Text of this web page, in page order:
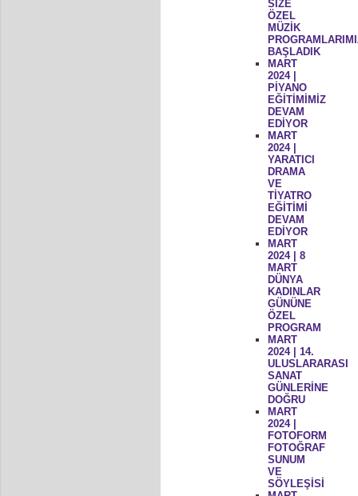
SİZE
ÖZEL
MÜZİK
BAŞLADIK
MART
2024 |
PİYANO
EĞİTİMİMİZ
DEVAM
EDİYOR
MART
2024 |
YARATICI
DRAMA
VE
TİYATRO
EĞİTİMİ
DEVAM
EDİYOR
MART
2024 | 8
MART
DÜNYA
KADINLAR
GÜNÜNE
ÖZEL
PROGRAM
MART
2024 | 14.
ULUSLARARASI
SANAT
GÜNLERİNE
DOĞRU
MART
2024 |
FOTOFORM
FOTOĞRAF
SUNUM
VE
SÖYLEŞİSİ